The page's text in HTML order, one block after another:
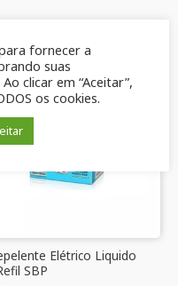
Elétrico Liquido
SBP
fornecer a
suas
clicar em “Aceitar”,
os cookies.